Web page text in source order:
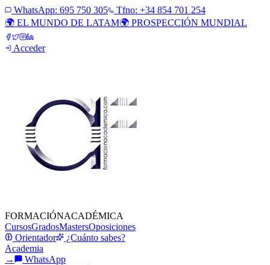
WhatsApp: 695 750 305
Tfno: +34 854 701 254
🌍 EL MUNDO DE LATAM🌍 PROSPECCIÓN MUNDIAL
Acceder
FORMACIÓNACADÉMICA
CursosGradosMastersOposiciones
Orientador
¿Cuánto sabes?
Academia
→
WhatsApp